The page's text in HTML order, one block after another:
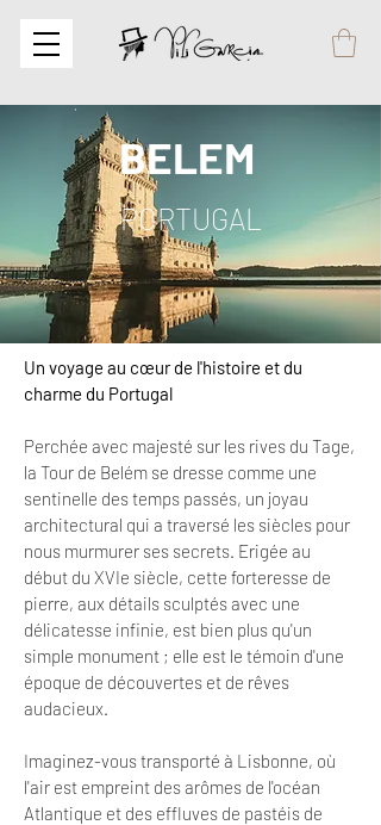
BELEM
PORTUGAL
Un voyage au cœur de l'histoire et du
charme du Portugal
Perchée avec majesté sur les rives du Tage,
la Tour de Belém se dresse comme une
sentinelle des temps passés, un joyau
architectural qui a traversé les siècles pour
nous murmurer ses secrets. Erigée au
début du XVIe siècle, cette forteresse de
pierre, aux détails sculptés avec une
délicatesse infinie, est bien plus qu'un
simple monument ; elle est le témoin d'une
époque de découvertes et de rêves
audacieux.
Imaginez-vous transporté à Lisbonne, où
l'air est empreint des arômes de l'océan
Atlantique et des effluves de pastéis de